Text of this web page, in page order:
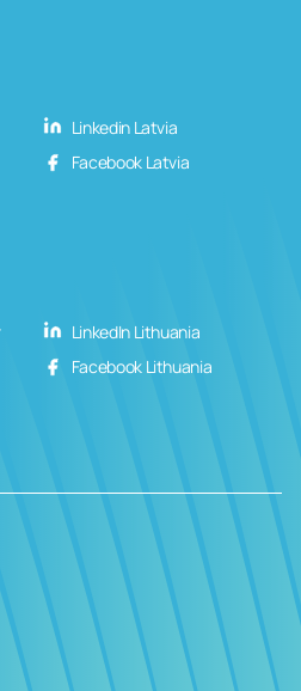
Linkedin Latvia
Facebook Latvia
LinkedIn Lithuania
Facebook Lithuania